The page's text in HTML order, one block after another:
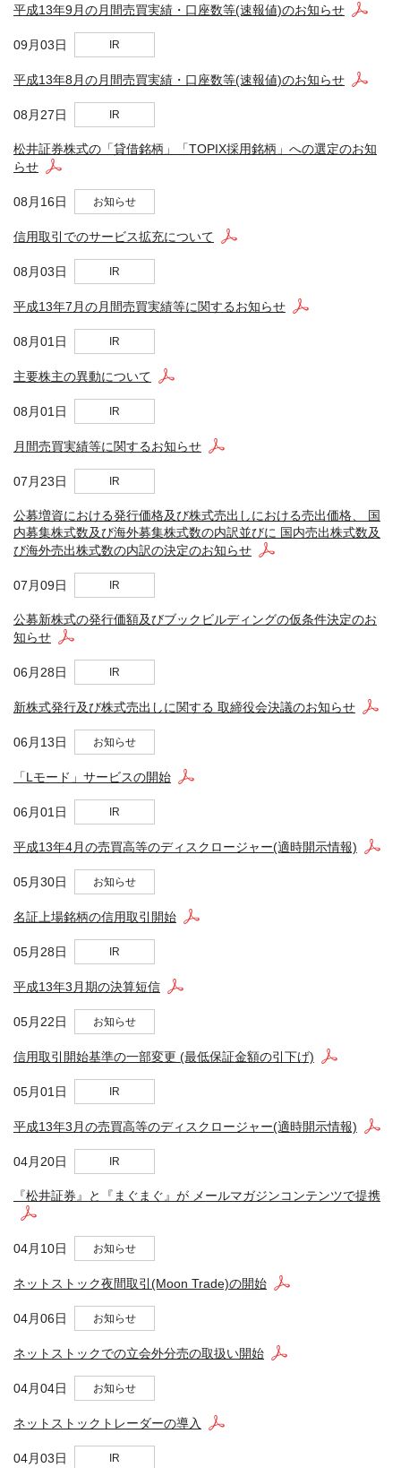
平成13年9月の月間売買実績・口座数等(速報値)のお知らせ
09月03日 IR
平成13年8月の月間売買実績・口座数等(速報値)のお知らせ
08月27日 IR
松井証券株式の「貸借銘柄」「TOPIX採用銘柄」への選定のお知
らせ
08月16日 お知らせ
信用取引でのサービス拡充について
08月03日 IR
平成13年7月の月間売買実績等に関するお知らせ
08月01日 IR
主要株主の異動について
08月01日 IR
月間売買実績等に関するお知らせ
07月23日 IR
公募増資における発行価格及び株式売出しにおける売出価格、 国
内募集株式数及び海外募集株式数の内訳並びに 国内売出株式数及
び海外売出株式数の内訳の決定のお知らせ
07月09日 IR
公募新株式の発行価額及びブックビルディングの仮条件決定のお
知らせ
06月28日 IR
新株式発行及び株式売出しに関する 取締役会決議のお知らせ
06月13日 お知らせ
「Lモード」サービスの開始
06月01日 IR
平成13年4月の売買高等のディスクロージャー(適時開示情報)
05月30日 お知らせ
名証上場銘柄の信用取引開始
05月28日 IR
平成13年3月期の決算短信
05月22日 お知らせ
信用取引開始基準の一部変更 (最低保証金額の引下げ)
05月01日 IR
平成13年3月の売買高等のディスクロージャー(適時開示情報)
04月20日 IR
『松井証券』と『まぐまぐ』が メールマガジンコンテンツで提携
04月10日 お知らせ
ネットストック夜間取引(Moon Trade)の開始
04月06日 お知らせ
ネットストックでの立会外分売の取扱い開始
04月04日 お知らせ
ネットストックトレーダーの導入
04月03日 IR